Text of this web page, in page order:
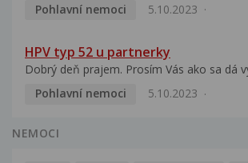
Pohlavní nemoci
5.10.2023
HPV typ 52 u partnerky
Dobrý deň prajem. Prosím Vás ako sa dá
Pohlavní nemoci
5.10.2023
NEMOCI